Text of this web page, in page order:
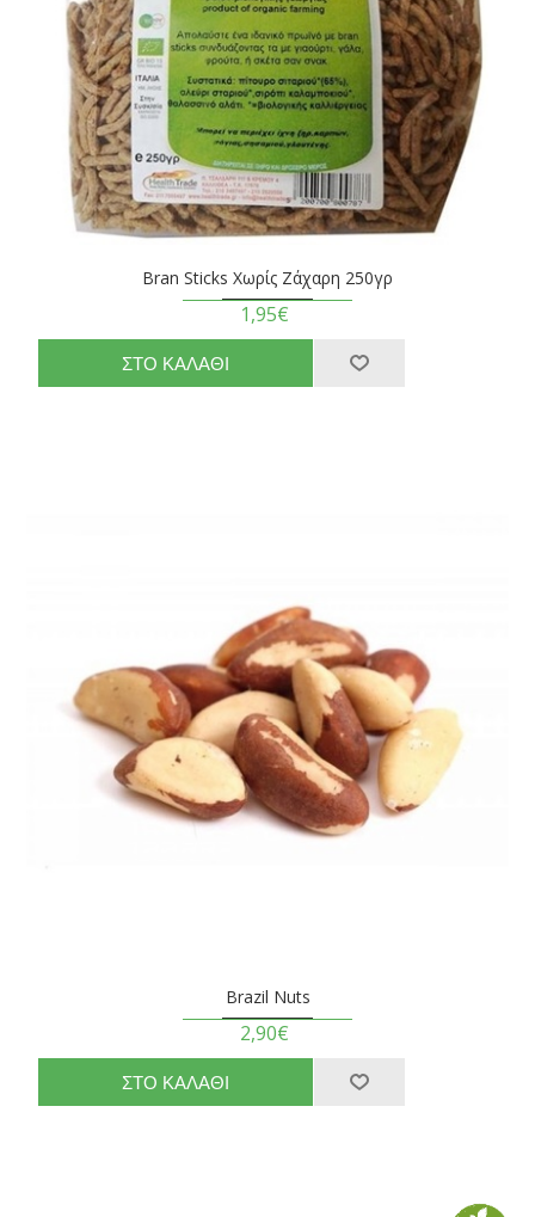
Bran Sticks Χωρίς Ζάχαρη 250γρ
1,95€
Brazil Nuts
2,90€